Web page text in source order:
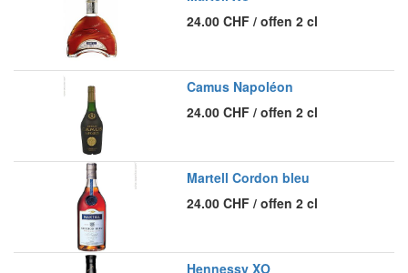
24.00 CHF / offen 2 cl
Camus Napoléon
24.00 CHF / offen 2 cl
Martell Cordon bleu
24.00 CHF / offen 2 cl
Hennessy XO